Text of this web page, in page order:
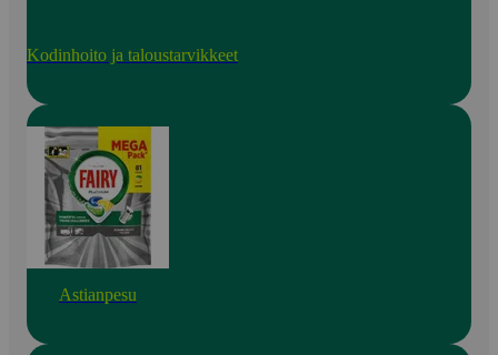
Kodinhoito ja taloustarvikkeet
Astianpesu